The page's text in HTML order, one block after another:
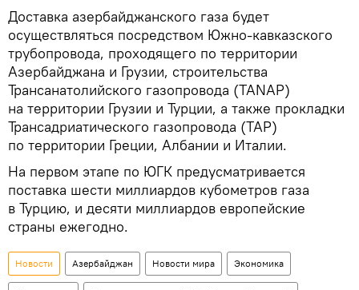
Доставка азербайджанского газа будет
осуществляться посредством Южно-кавказского
трубопровода, проходящего по территории
Азербайджана и Грузии, строительства
Трансанатолийского газопровода (TANAP)
на территории Грузии и Турции, а также прокладки
Трансадриатического газопровода (TAP)
по территории Греции, Албании и Италии.
На первом этапе по ЮГК предусматривается
поставка шести миллиардов кубометров газа
в Турцию, и десяти миллиардов европейские
страны ежегодно.
Новости Азербайджан Новости мира Экономика